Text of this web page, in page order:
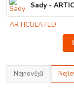
Sady -
Nejnovější